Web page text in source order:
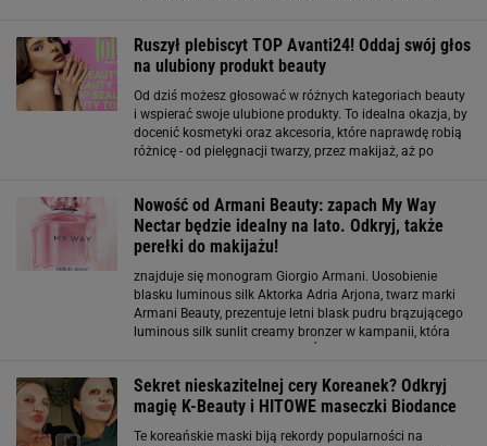
Ruszył plebiscyt TOP Avanti24! Oddaj swój głos
na ulubiony produkt beauty
Od dziś możesz głosować w różnych kategoriach beauty
i wspierać swoje ulubione produkty. To idealna okazja, by
docenić kosmetyki oraz akcesoria, które naprawdę robią
różnicę - od pielęgnacji twarzy, przez makijaż, aż po
Nowość od Armani Beauty: zapach My Way
Nectar będzie idealny na lato. Odkryj, także
perełki do makijażu!
znajduje się monogram Giorgio Armani. Uosobienie
blasku luminous silk Aktorka Adria Arjona, twarz marki
Armani Beauty, prezentuje letni blask pudru brązującego
luminous silk sunlit creamy bronzer w kampanii, która
Sekret nieskazitelnej cery Koreanek? Odkryj
magię K-Beauty i HITOWE maseczki Biodance
Te koreańskie maski biją rekordy popularności na